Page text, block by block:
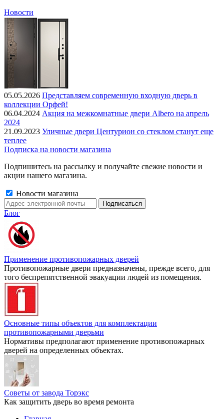
Новости
05.05.2026 Представляем современную входную дверь в
коллекции Орфей!
06.04.2024 Акция на межкомнатные двери Albero на апрель
2024
21.09.2023 Уличные двери Центурион со стеклом станут еще
теплее
Подписка на новости магазина
Подпишитесь на рассылку и получайте свежие новости и
акции нашего магазина.
Новости магазина
Блог
Применение противопожарных дверей
Противопожарные двери предназначены, прежде всего, для
того беспрепятственной эвакуации людей из помещения.
Основные типы объектов для комплектации
противопожарными дверьми
Нормативы предполагают применение противопожарных
дверей на определенных объектах.
Советы от завода Торэкс
Как защитить дверь во время ремонта